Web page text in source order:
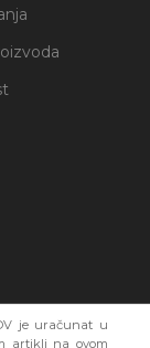
je uračunat u
artikli na ovom